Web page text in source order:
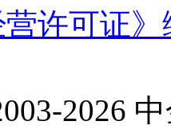
营许可证
2026